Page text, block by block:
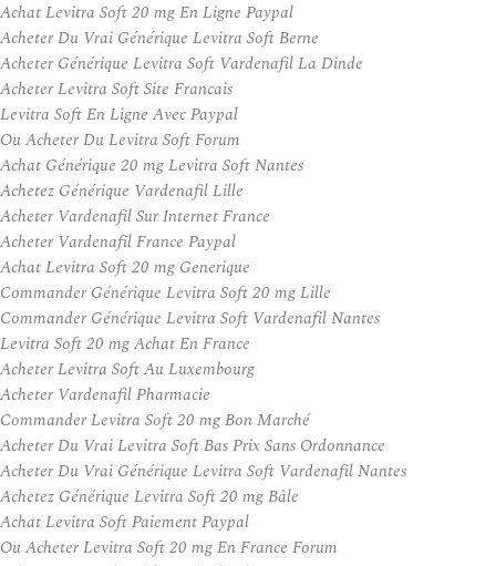
Achat Levitra Soft 20 mg En Ligne Paypal
Acheter Du Vrai Générique Levitra Soft Berne
Acheter Générique Levitra Soft Vardenafil La Dinde
Acheter Levitra Soft Site Francais
Levitra Soft En Ligne Avec Paypal
Ou Acheter Du Levitra Soft Forum
Achat Générique 20 mg Levitra Soft Nantes
Achetez Générique Vardenafil Lille
Acheter Vardenafil Sur Internet France
Acheter Vardenafil France Paypal
Achat Levitra Soft 20 mg Generique
Commander Générique Levitra Soft 20 mg Lille
Commander Générique Levitra Soft Vardenafil Nantes
Levitra Soft 20 mg Achat En France
Acheter Levitra Soft Au Luxembourg
Acheter Vardenafil Pharmacie
Commander Levitra Soft 20 mg Bon Marché
Acheter Du Vrai Levitra Soft Bas Prix Sans Ordonnance
Acheter Du Vrai Générique Levitra Soft Vardenafil Nantes
Achetez Générique Levitra Soft 20 mg Bâle
Achat Levitra Soft Paiement Paypal
Ou Acheter Levitra Soft 20 mg En France Forum